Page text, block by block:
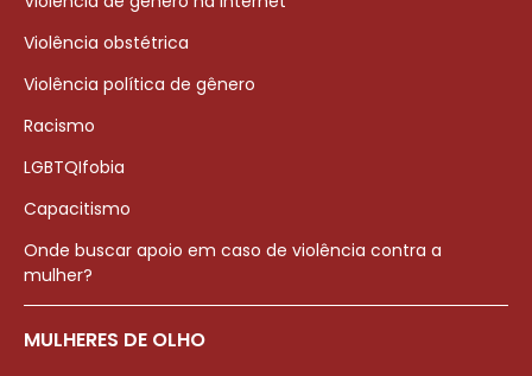
Violência obstétrica
Violência política de gênero
Racismo
LGBTQIfobia
Capacitismo
Onde buscar apoio em caso de violência contra a
mulher?
MULHERES DE OLHO